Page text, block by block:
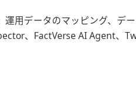
用データのマッピング、デ
、FactVerse AI Agent、